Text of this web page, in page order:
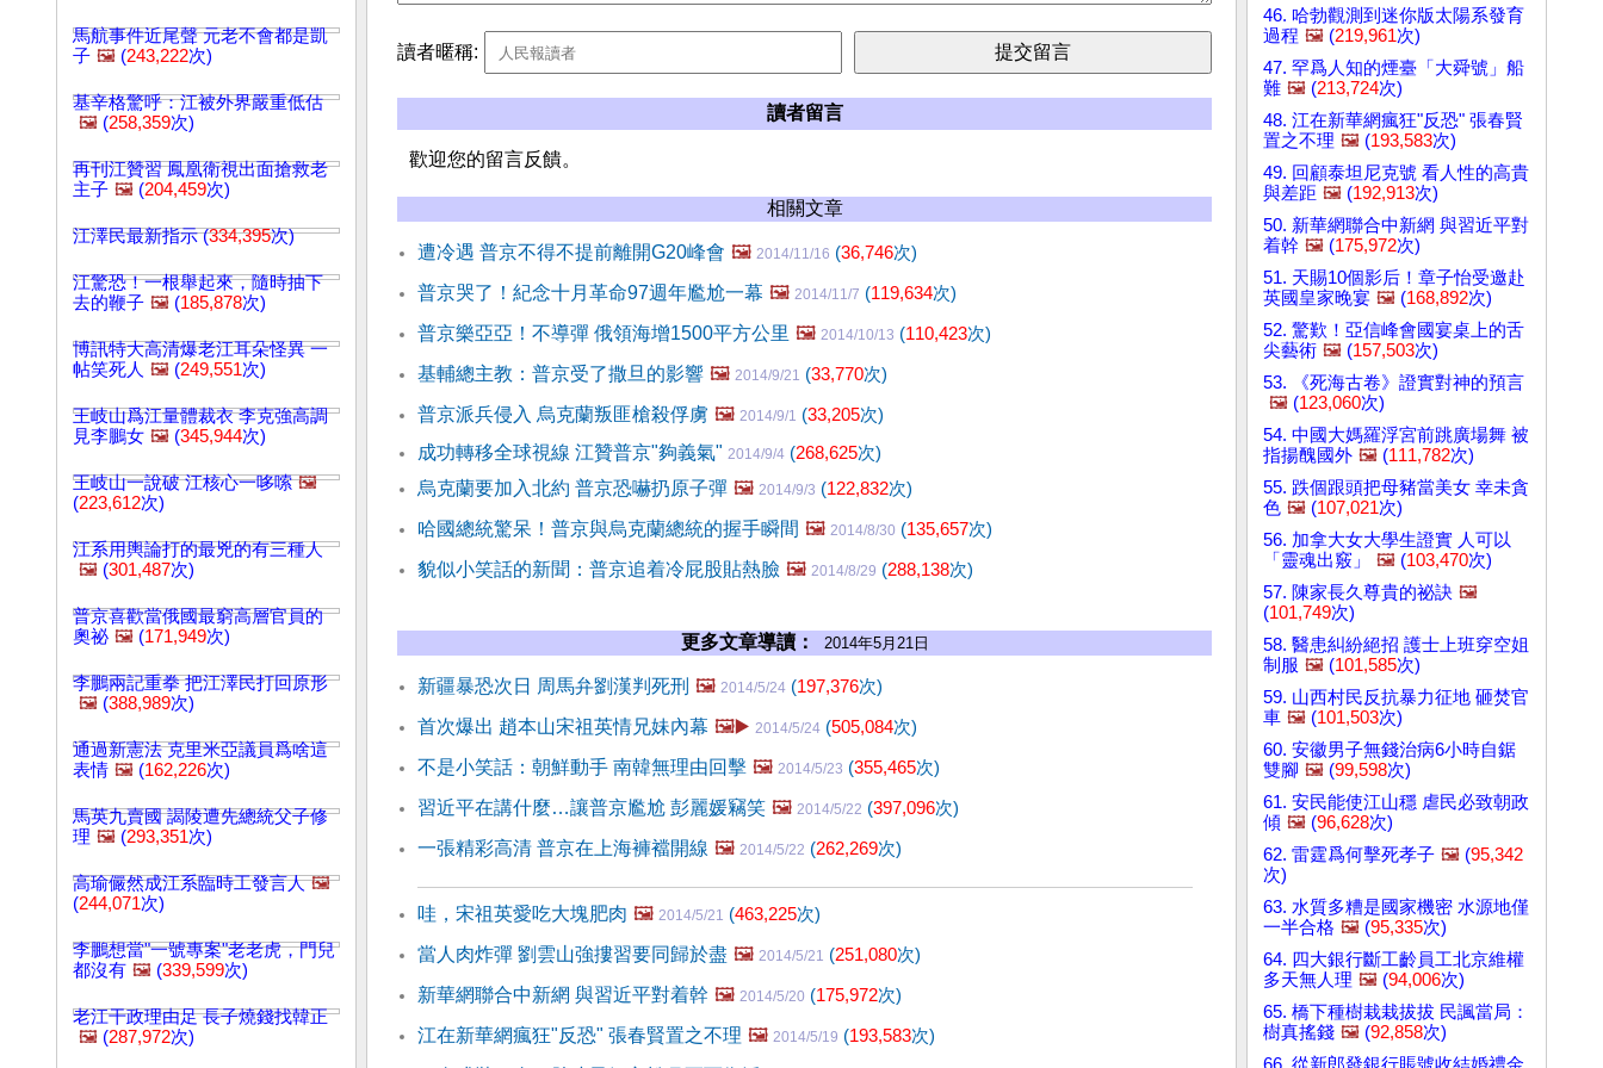
馬航事件近尾聲 元老不會都是凱
子 🖼️ (243,222次)
基辛格驚呼：江被外界嚴重低估
🖼️ (258,359次)
再刊江贊習 鳳凰衛視出面搶救老
主子 🖼️ (204,459次)
江澤民最新指示 (334,395次)
江驚恐！一根舉起來，隨時抽下
去的鞭子 🖼️ (185,878次)
博訊特大高清爆老江耳朵怪異 一
帖笑死人 🖼️ (249,551次)
王岐山爲江量體裁衣 李克強高調
見李鵬女 🖼️ (345,944次)
王岐山一說破 江核心一哆嗦 🖼️
(223,612次)
江系用輿論打的最兇的有三種人
🖼️ (301,487次)
普京喜歡當俄國最窮高層官員的
奧祕 🖼️ (171,949次)
李鵬兩記重拳 把江澤民打回原形
🖼️ (388,989次)
通過新憲法 克里米亞議員爲啥這
表情 🖼️ (162,226次)
馬英九賣國 謁陵遭先總統父子修
理 🖼️ (293,351次)
高瑜儼然成江系臨時工發言人 🖼️
(244,071次)
李鵬想當"一號專案"老老虎，門兒
都沒有 🖼️ (339,599次)
老江干政理由足 長子燒錢找韓正
🖼️ (287,972次)
讀者暱稱:
讀者留言
歡迎您的留言反饋。
相關文章
遭冷遇 普京不得不提前離開G20峰會 🖼️ 2014/11/16 (36,746次)
普京哭了！紀念十月革命97週年尷尬一幕 🖼️ 2014/11/7 (119,634次)
普京樂亞亞！不導彈 俄領海增1500平方公里 🖼️ 2014/10/13 (110,423次)
基輔總主教：普京受了撒旦的影響 🖼️ 2014/9/21 (33,770次)
普京派兵侵入 烏克蘭叛匪槍殺俘虜 🖼️ 2014/9/1 (33,205次)
成功轉移全球視線 江贊普京"夠義氣" 2014/9/4 (268,625次)
烏克蘭要加入北約 普京恐嚇扔原子彈 🖼️ 2014/9/3 (122,832次)
哈國總統驚呆！普京與烏克蘭總統的握手瞬間 🖼️ 2014/8/30 (135,657次)
貌似小笑話的新聞：普京追着冷屁股貼熱臉 🖼️ 2014/8/29 (288,138次)
更多文章導讀： 2014年5月21日
新疆暴恐次日 周馬弁劉漢判死刑 🖼️ 2014/5/24 (197,376次)
首次爆出 趙本山宋祖英情兄妹內幕 🖼️▶️ 2014/5/24 (505,084次)
不是小笑話：朝鮮動手 南韓無理由回擊 🖼️ 2014/5/23 (355,465次)
習近平在講什麼…讓普京尷尬 彭麗媛竊笑 🖼️ 2014/5/22 (397,096次)
一張精彩高清 普京在上海褲襠開線 🖼️ 2014/5/22 (262,269次)
哇，宋祖英愛吃大塊肥肉 🖼️ 2014/5/21 (463,225次)
當人肉炸彈 劉雲山強摟習要同歸於盡 🖼️ 2014/5/21 (251,080次)
新華網聯合中新網 與習近平對着幹 🖼️ 2014/5/20 (175,972次)
江在新華網瘋狂"反恐" 張春賢置之不理 🖼️ 2014/5/19 (193,583次)
46. 哈勃觀測到迷你版太陽系發育
過程 🖼️ (219,961次)
47. 罕爲人知的煙臺「大舜號」船
難 🖼️ (213,724次)
48. 江在新華網瘋狂"反恐" 張春賢
置之不理 🖼️ (193,583次)
49. 回顧泰坦尼克號 看人性的高貴
與差距 🖼️ (192,913次)
50. 新華網聯合中新網 與習近平對
着幹 🖼️ (175,972次)
51. 天賜10個影后！章子怡受邀赴
英國皇家晚宴 🖼️ (168,892次)
52. 驚歎！亞信峰會國宴桌上的舌
尖藝術 🖼️ (157,503次)
53. 《死海古卷》證實對神的預言
🖼️ (123,060次)
54. 中國大媽羅浮宮前跳廣場舞 被
指揚醜國外 🖼️ (111,782次)
55. 跌個跟頭把母豬當美女 幸未貪
色 🖼️ (107,021次)
56. 加拿大女大學生證實 人可以
「靈魂出竅」
🖼️ (103,470次)
57. 陳家長久尊貴的祕訣 🖼️
(101,749次)
58. 醫患糾紛絕招 護士上班穿空姐
制服 🖼️ (101,585次)
59. 山西村民反抗暴力征地 砸焚官
車 🖼️ (101,503次)
60. 安徽男子無錢治病6小時自鋸
雙腳 🖼️ (99,598次)
61. 安民能使江山穩 虐民必致朝政
傾 🖼️ (96,628次)
62. 雷霆爲何擊死孝子 🖼️ (95,342
次)
63. 水質多糟是國家機密 水源地僅
一半合格 🖼️ (95,335次)
64. 四大銀行斷工齡員工北京維權
多天無人理 🖼️ (94,006次)
65. 橋下種樹栽栽拔拔 民諷當局：
樹真搖錢 🖼️ (92,858次)
66. 從新郎發銀行賬號收結婚禮金